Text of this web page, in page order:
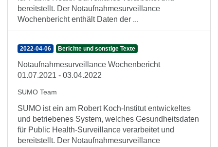
bereitstellt. Der Notaufnahmesurveillance
Wochenbericht enthält Daten der ...
2022-04-06 Berichte und sonstige Texte
Notaufnahmesurveillance Wochenbericht
01.07.2021 - 03.04.2022
SUMO Team
SUMO ist ein am Robert Koch-Institut entwickeltes
und betriebenes System, welches Gesundheitsdaten
für Public Health-Surveillance verarbeitet und
bereitstellt. Der Notaufnahmesurveillance